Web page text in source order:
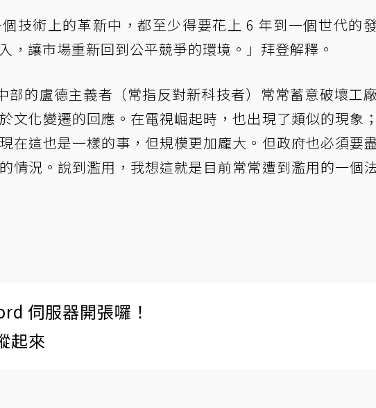
個技術上的革新中，都至少得要花上 6 年到一個世代的
，讓市場重新回到公平競爭的環境。」拜登解釋。
部的盧德主義者（常指反對新科技者）常常蓄意破壞工
文化變遷的回應。在電視崛起時，也出現了類似的現象
在這也是一樣的事，但規模更加龐大。但政府也必須要
情況。說到濫用，我想這就是目前常常遭到濫用的一個
伺服器開張囉！
起來